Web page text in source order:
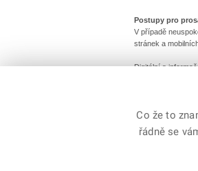
Postupy pro
V případě
stránek a
Digitální a
Co že to
řádně se